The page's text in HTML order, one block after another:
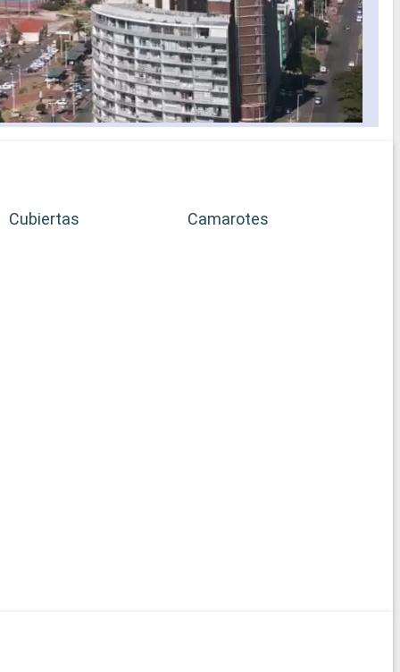
Cubiertas Camarotes